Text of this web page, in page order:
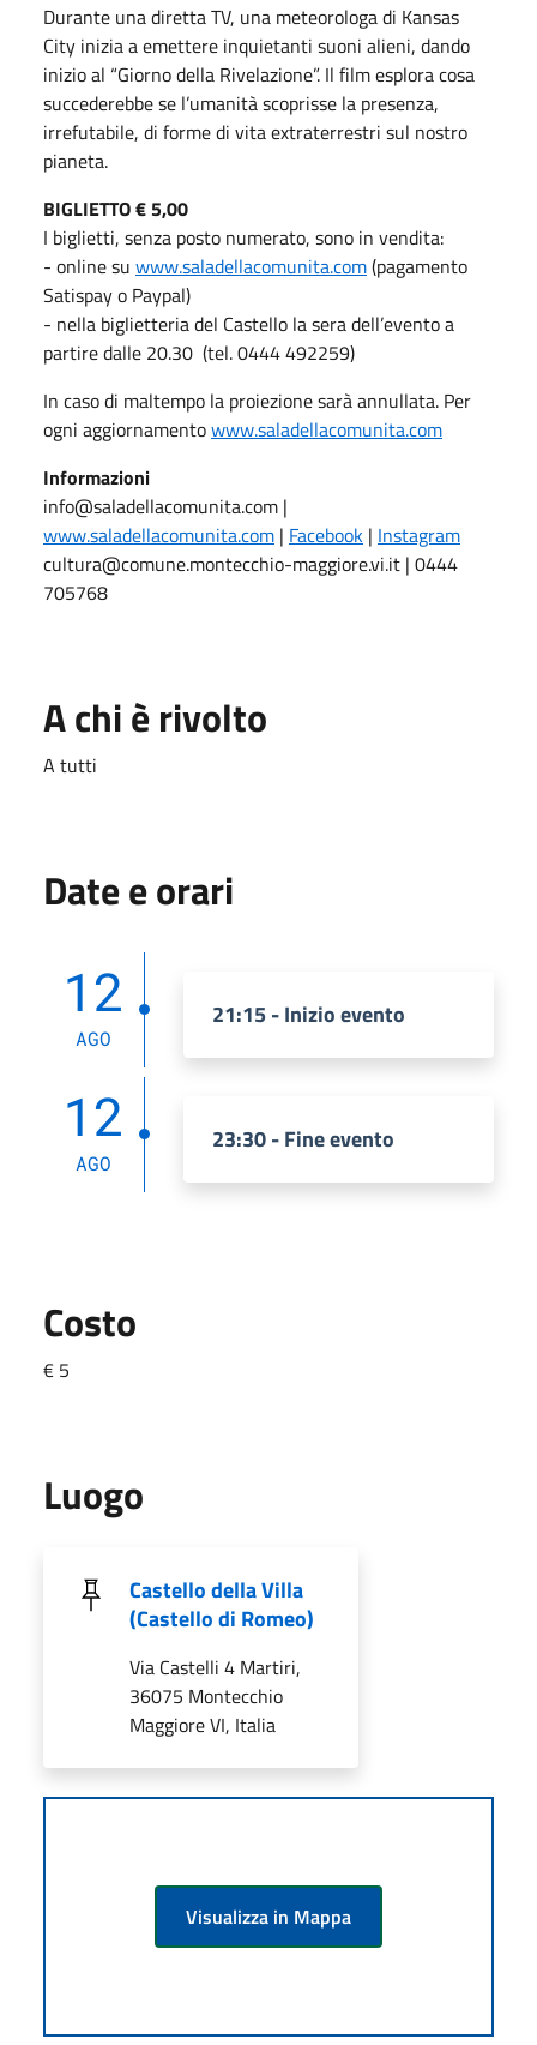
Durante una diretta TV, una meteorologa di Kansas
City inizia a emettere inquietanti suoni alieni, dando
inizio al “Giorno della Rivelazione”. Il film esplora cosa
succederebbe se l’umanità scoprisse la presenza,
irrefutabile, di forme di vita extraterrestri sul nostro
pianeta.
BIGLIETTO € 5,00
I biglietti, senza posto numerato, sono in vendita:
- online su www.saladellacomunita.com(pagamento
Satispay o Paypal)
- nella biglietteria del Castello la sera dell’evento a
partire dalle 20.30 (tel. 0444 492259)
In caso di maltempo la proiezione sarà annullata. Per
ogni aggiornamentowww.saladellacomunita.com
Informazioni
info@saladellacomunita.com |
www.saladellacomunita.com | Facebook | Instagram
cultura@comune.montecchio-maggiore.vi.it | 0444
705768
A chi è rivolto
A tutti
Date e orari
12
AGO
21:15 - Inizio evento
12
AGO
23:30 - Fine evento
Costo
€ 5
Luogo
Castello della Villa
(Castello di Romeo)
Via Castelli 4 Martiri,
36075 Montecchio
Maggiore VI, Italia
Visualizza in Mappa